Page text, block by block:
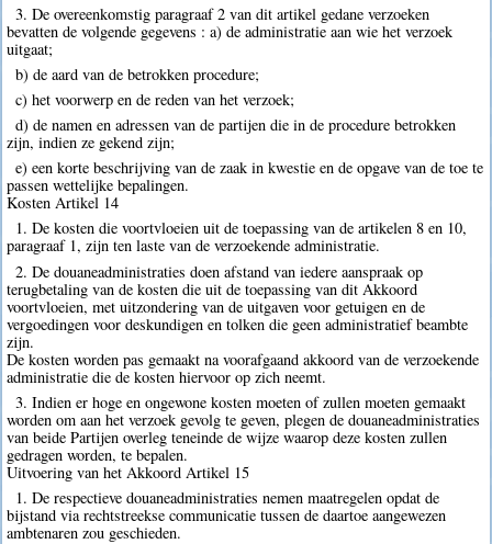
3. De overeenkomstig paragraaf 2 van dit artikel gedane verzoeken
bevatten de volgende gegevens : a) de administratie aan wie het verzoek
uitgaat;
b) de aard van de betrokken procedure;
c) het voorwerp en de reden van het verzoek;
d) de namen en adressen van de partijen die in de procedure betrokken
zijn, indien ze gekend zijn;
e) een korte beschrijving van de zaak in kwestie en de opgave van de toe te
passen wettelijke bepalingen.
Kosten Artikel 14
1. De kosten die voortvloeien uit de toepassing van de artikelen 8 en 10,
paragraaf 1, zijn ten laste van de verzoekende administratie.
2. De douaneadministraties doen afstand van iedere aanspraak op
terugbetaling van de kosten die uit de toepassing van dit Akkoord
voortvloeien, met uitzondering van de uitgaven voor getuigen en de
vergoedingen voor deskundigen en tolken die geen administratief beambte
zijn.
De kosten worden pas gemaakt na voorafgaand akkoord van de verzoekende
administratie die de kosten hiervoor op zich neemt.
3. Indien er hoge en ongewone kosten moeten of zullen moeten gemaakt
worden om aan het verzoek gevolg te geven, plegen de douaneadministraties
van beide Partijen overleg teneinde de wijze waarop deze kosten zullen
gedragen worden, te bepalen.
Uitvoering van het Akkoord Artikel 15
1. De respectieve douaneadministraties nemen maatregelen opdat de
bijstand via rechtstreekse communicatie tussen de daartoe aangewezen
ambtenaren zou geschieden.